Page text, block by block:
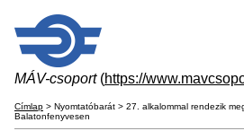
MÁV-csoport(https://
Címlap > Nyomtatóbarát > 27. alkalommal rendezik
Balatonfenyvesen